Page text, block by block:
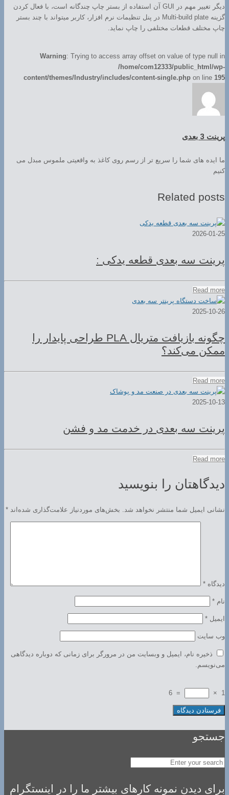
دیگر تغییر مهم در GUI آن استفاده از بستر چاپ چندگانه است، با فعال کردن
گزینه Multi-build plate در پنل تنظیمات نرم افزار، کاربر میتواند با چند بستر
چاپ مختلف قطعات مختلفی را چاپ نماید.
Warning: Trying to access array offset on value of type null in
/home/com12333/public_html/wp-
content/themes/Industry/includes/content-single.php on line 195
پرینت 3 بعدی
ما ایده های شما را سریع تر از رسم روی کاغذ به واقعیتی ملموس مبدل می
کنیم
Related posts
2026-01-25
پرینت سه بعدی قطعه یدکی :
Read more
2025-10-26
چگونه بازیافت متریال PLA طراحی پایدار را
ممکن می‌کند؟
Read more
2025-10-13
پرینت سه بعدی در خدمت مد و فشن
Read more
دیدگاهتان را بنویسید
نشانی ایمیل شما منتشر نخواهد شد. بخش‌های موردنیاز علامت‌گذاری شده‌اند *
دیدگاه *
نام *
ایمیل *
وب‌ سایت
ذخیره نام، ایمیل و وبسایت من در مرورگر برای زمانی که دوباره دیدگاهی
می‌نویسم.
1
×
=
6
جستجو
برای دیدن نمونه کارهای بیشتر ما را در اینستگرام